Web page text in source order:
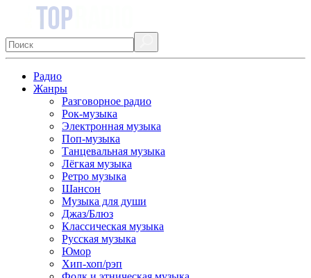
Радио
Жанры
Разговорное радио
Рок-музыка
Электронная музыка
Поп-музыка
Танцевальная музыка
Лёгкая музыка
Ретро музыка
Шансон
Музыка для души
Джаз/Блюз
Классическая музыка
Русская музыка
Юмор
Хип-хоп/рэп